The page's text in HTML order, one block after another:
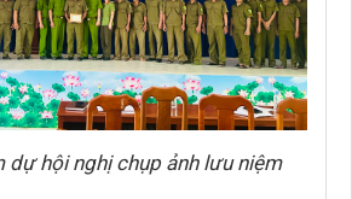
dự hội nghị chụp ảnh lưu niệm